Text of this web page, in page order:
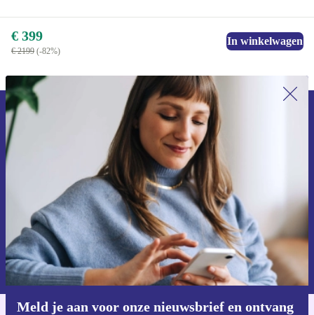
€ 399
€ 2199 (-82%)
In winkelwagen
Meld je aan voor onze nieuwsbrief en ontvang
Meld je aan voor onze nieuwsbrief en
ontvang €15 korting!
Mis nooit meer een aanbieding.
Voucher aanvragen
Informatie over het gebruik van persoonsgegevens vind je in ons
privacybeleid.